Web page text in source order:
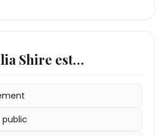
Shire est…